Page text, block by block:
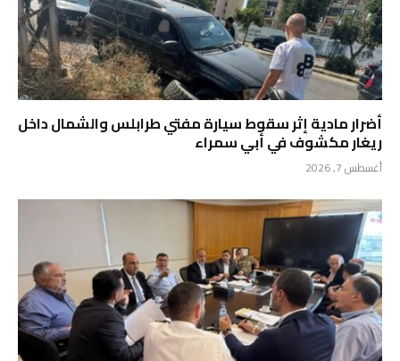
أضرار مادية إثر سقوط سيارة مفتي طرابلس والشمال داخل
ريغار مكشوف في أبي سمراء
أغسطس 7, 2026